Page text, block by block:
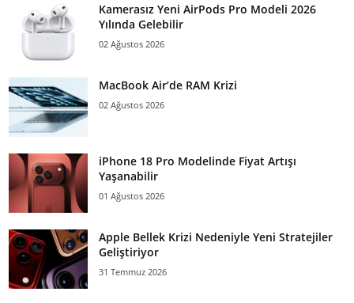
Kamerasız Yeni AirPods Pro Modeli 2026
Yılında Gelebilir
02 Ağustos 2026
MacBook Air’de RAM Krizi
02 Ağustos 2026
iPhone 18 Pro Modelinde Fiyat Artışı
Yaşanabilir
01 Ağustos 2026
Apple Bellek Krizi Nedeniyle Yeni Stratejiler
Geliştiriyor
31 Temmuz 2026